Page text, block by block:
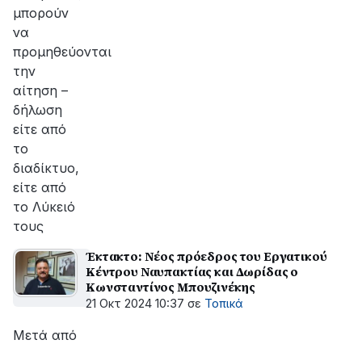
μπορούν
να
προμηθεύονται
την
αίτηση –
δήλωση
είτε από
το
διαδίκτυο,
είτε από
το Λύκειό
τους
Έκτακτο: Νέος πρόεδρος του Εργατικού
Κέντρου Ναυπακτίας και Δωρίδας ο
Κωνσταντίνος Μπουζινέκης
21 Οκτ 2024 10:37 σε Τοπικά
Μετά από